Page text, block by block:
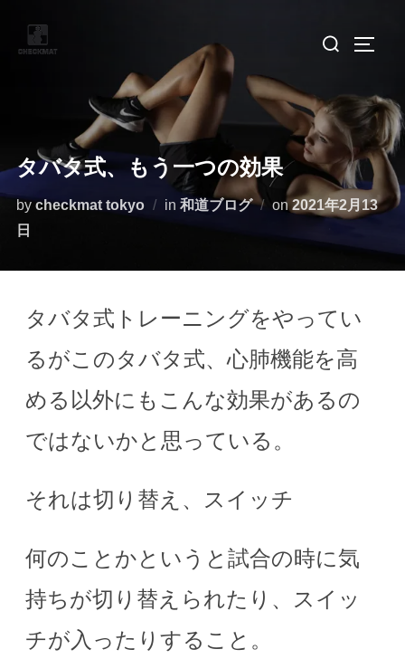
タバタ式、もう一つの効果
by checkmat tokyo in 和道ブログ on2021年2月13
日
タバタ式トレーニングをやってい
るがこのタバタ式、心肺機能を高
める以外にもこんな効果があるの
ではないかと思っている。
それは切り替え、スイッチ
何のことかというと試合の時に気
持ちが切り替えられたり、スイッ
チが入ったりすること。